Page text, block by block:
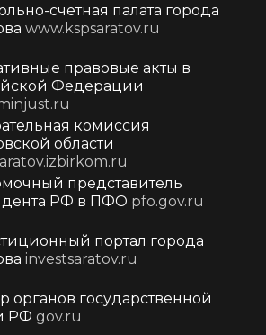
счетная палата города
www.kspsaratov.ru
правовые акты в
Федерации
комиссия
области
представитель
РФ в ПФО pfo.gov.ru
портал города
investsaratov.ru
органов государственной
РФ gov.ru